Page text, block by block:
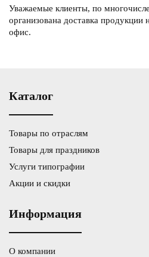
Уважаемые клиенты, по
организована доставка продукции
офис.
Каталог
Товары по отраслям
Товары для праздников
Услуги типографии
Акции и скидки
Информация
О компании